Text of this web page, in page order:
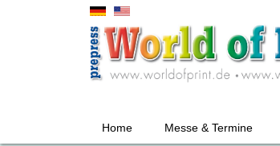
Home Messe & Termine